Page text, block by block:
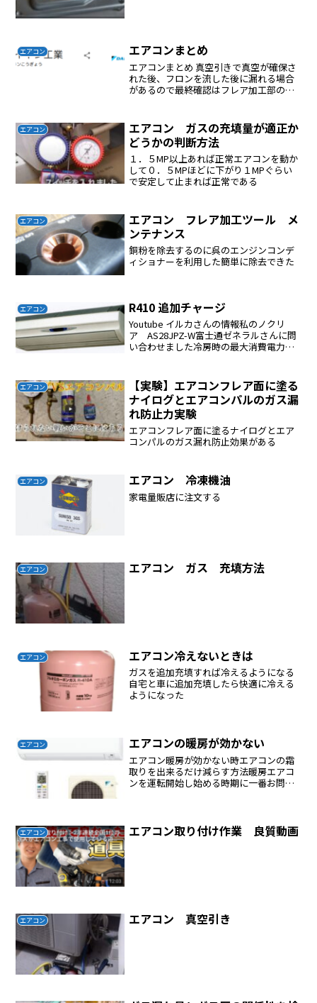
エアコン エアコンまとめ
エアコンまとめ 真空引きで真空が確保さ
れた後、フロンを流した後に漏れる場合
があるので最終確認はフレア加工部の漏
てバルブを開けると自然に充填される フ
ロンの充填は真空引...
エアコン
エアコン ガスの充填量が適正か
どうかの判断方法
１．５MP以上あれば正常エアコンを動か
して０．５MPほどに下がり１MPぐらい
で安定して止まれば正常である
エアコン
エアコン フレア加工ツール メ
ンテナンス
銅粉を除去するのに呉のエンジンコンデ
ィショナーを利用した簡単に除去できた
エアコン R410 追加チャージ
Youtube イルカさんの情報私のノクリ
ア AS28JPZ-W富士通ゼネラルさんに問
い合わせました冷房時の最大消費電力
を下に示します。（R32もほぼ同等です
の...
エアコン
【実験】エアコンフレア面に塗る
ナイログとエアコンパルのガス漏
れ防止力実験
エアコンフレア面に塗るナイログとエア
コンパルのガス漏れ防止効果がある
エアコン エアコン 冷凍機油
家電量販店に注文する
エアコン エアコン ガス 充填方法
エアコン エアコン冷えないときは
ガスを追加充填すれば冷えるようになる
自宅と車に追加充填したら快適に冷える
ようになった
エアコン エアコンの暖房が効かない
エアコン暖房が効かない時エアコンの霜
取りを出来るだけ減らす方法暖房エアコ
ンを運転開始し始める時期に一番お問い
など、エアコンの故障と思わ...
エアコン エアコン取り付け作業 良質動画
エアコン エアコン 真空引き